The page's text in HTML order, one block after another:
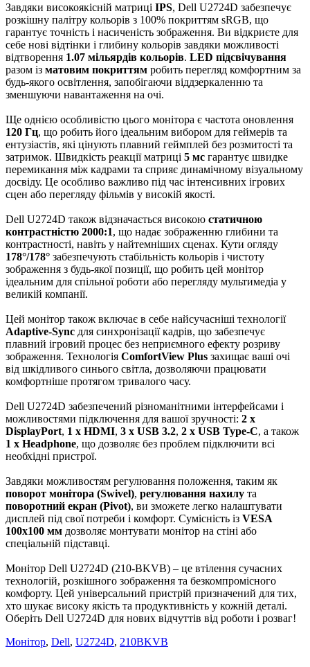
Завдяки високоякісній матриці IPS, Dell U2724D забезпечує
розкішну палітру кольорів з 100% покриттям sRGB, що
гарантує точність і насиченість зображення. Ви відкриєте для
себе нові відтінки і глибину кольорів завдяки можливості
відтворення 1.07 мільярдів кольорів. LED підсвічування
разом із матовим покриттям робить перегляд комфортним за
будь-якого освітлення, запобігаючи віддзеркаленню та
зменшуючи навантаження на очі.
Ще однією особливістю цього монітора є частота оновлення
120 Гц, що робить його ідеальним вибором для геймерів та
ентузіастів, які цінують плавний геймплей без розмитості та
затримок. Швидкість реакції матриці 5 мс гарантує швидке
перемикання між кадрами та сприяє динамічному візуальному
досвіду. Це особливо важливо під час інтенсивних ігрових
сцен або перегляду фільмів у високій якості.
Dell U2724D також відзначається високою статичною
контрастністю 2000:1, що надає зображенню глибини та
контрастності, навіть у найтемніших сценах. Кути огляду
178°/178° забезпечують стабільність кольорів і чистоту
зображення з будь-якої позиції, що робить цей монітор
ідеальним для спільної роботи або перегляду мультимедіа у
великій компанії.
Цей монітор також включає в себе найсучасніші технології
Adaptive-Sync для синхронізації кадрів, що забезпечує
плавний ігровий процес без неприємного ефекту розриву
зображення. Технологія ComfortView Plus захищає ваші очі
від шкідливого синього світла, дозволяючи працювати
комфортніше протягом тривалого часу.
Dell U2724D забезпечений різноманітними інтерфейсами і
можливостями підключення для вашої зручності: 2 x
DisplayPort, 1 х HDMI, 3 x USB 3.2, 2 x USB Type-C, а також
1 x Нeadphone, що дозволяє без проблем підключити всі
необхідні пристрої.
Завдяки можливостям регулювання положення, таким як
поворот монітора (Swivel), регулювання нахилу та
поворотний екран (Pivot), ви зможете легко налаштувати
дисплей під свої потреби і комфорт. Сумісність із VESA
100x100 мм дозволяє монтувати монітор на стіні або
спеціальній підставці.
Монітор Dell U2724D (210-BKVB) – це втілення сучасних
технологій, розкішного зображення та безкомпромісного
комфорту. Цей універсальний пристрій призначений для тих,
хто шукає високу якість та продуктивність у кожній деталі.
Оберіть Dell U2724D для нових відчуттів від роботи і розваг!
Монітор, Dell, U2724D, 210BKVB